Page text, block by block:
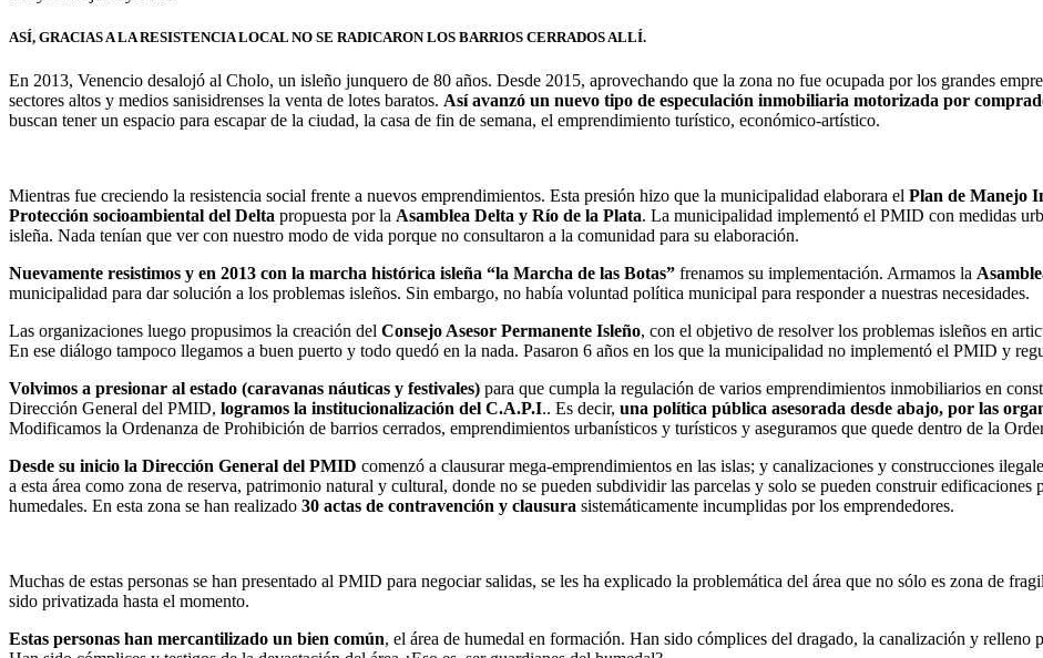
ASÍ, GRACIAS A LA RESISTENCIA LOCAL NO SE RADICARON LOS BARRIOS CERRADOS ALLÍ.
En 2013, Venencio desalojó al Cholo, un isleño junquero de 80 años. Desde 2015, aprovechando que la zona no fue ocupada por los grandes
sectores altos y medios sanisidrenses la venta de lotes baratos. Así avanzó un nuevo tipo de especulación inmobiliaria motorizada por
buscan tener un espacio para escapar de la ciudad, la casa de fin de semana, el emprendimiento turístico, económico-artístico.
Mientras fue creciendo la resistencia social frente a nuevos emprendimientos. Esta presión hizo que la municipalidad elaborara el Plan de Manejo
Protección socioambiental del Delta propuesta por la Asamblea Delta y Río de la Plata. La municipalidad implementó el PMID con medidas
isleña. Nada tenían que ver con nuestro modo de vida porque no consultaron a la comunidad para su elaboración.
Nuevamente resistimos y en 2013 con la marcha histórica isleña “la Marcha de las Botas” frenamos su implementación. Armamos la
municipalidad para dar solución a los problemas isleños. Sin embargo, no había voluntad política municipal para responder a nuestras necesidades.
Las organizaciones luego propusimos la creación del Consejo Asesor Permanente Isleño, con el objetivo de resolver los problemas isleños en
En ese diálogo tampoco llegamos a buen puerto y todo quedó en la nada. Pasaron 6 años en los que la municipalidad no implementó el PMID y
Volvimos a presionar al estado (caravanas náuticas y festivales) para que cumpla la regulación de varios emprendimientos inmobiliarios en
Dirección General del PMID, logramos la institucionalización del C.A.P.I.. Es decir, una política pública asesorada desde abajo, por las
Modificamos la Ordenanza de Prohibición de barrios cerrados, emprendimientos urbanísticos y turísticos y aseguramos que quede dentro de la
Desde su inicio la Dirección General del PMID comenzó a clausurar mega-emprendimientos en las islas; y canalizaciones y construcciones
a esta área como zona de reserva, patrimonio natural y cultural, donde no se pueden subdividir las parcelas y solo se pueden construir
humedales. En esta zona se han realizado 30 actas de contravención y clausura sistemáticamente incumplidas por los emprendedores.
Muchas de estas personas se han presentado al PMID para negociar salidas, se les ha explicado la problemática del área que no sólo es zona de
sido privatizada hasta el momento.
Estas personas han mercantilizado un bien común, el área de humedal en formación. Han sido cómplices del dragado, la canalización y relleno